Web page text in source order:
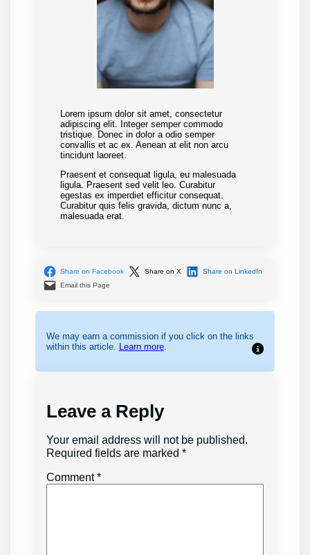
Lorem ipsum dolor sit amet, consectetur
adipiscing elit. Integer semper commodo
tristique. Donec in dolor a odio semper
convallis et ac ex. Aenean at elit non arcu
tincidunt laoreet.
Praesent et consequat ligula, eu malesuada
ligula. Praesent sed velit leo. Curabitur
egestas ex imperdiet efficitur consequat.
Curabitur quis felis gravida, dictum nunc a,
malesuada erat.
Share on Facebook Share on X
Share on LinkedIn
Email this Page
We may earn a commission if you click on the links
within this article.
Learn more
Leave a Reply
Your email address will not be published.
Required fields are marked*
Comment*